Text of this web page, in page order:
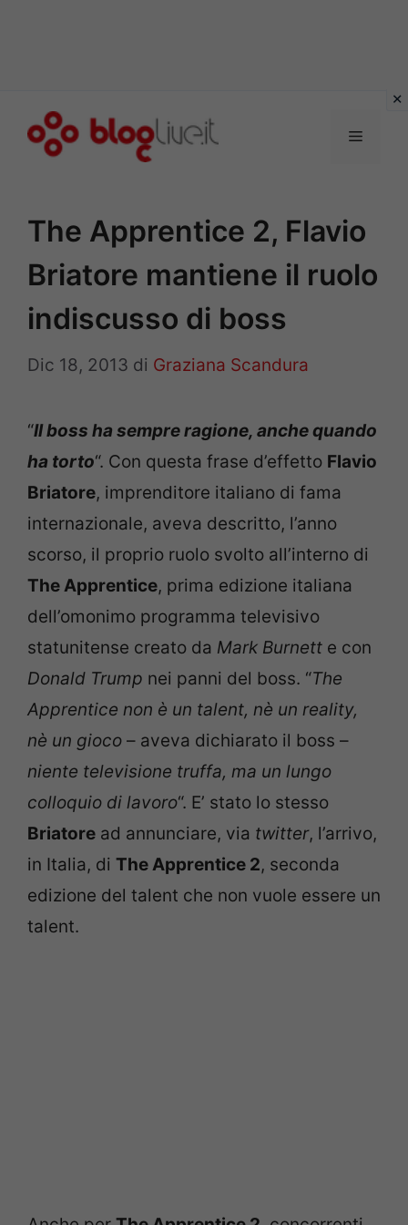
Menu
The Apprentice 2, Flavio
Briatore mantiene il ruolo
indiscusso di boss
Dic 18, 2013 di Graziana Scandura
“Il boss ha sempre ragione, anche quando
ha torto“. Con questa frase d’effetto Flavio
Briatore, imprenditore italiano di fama
internazionale, aveva descritto, l’anno
scorso, il proprio ruolo svolto all’interno di
The Apprentice, prima edizione italiana
dell’omonimo programma televisivo
statunitense creato da Mark Burnett e con
Donald Trump nei panni del boss. “The
Apprentice non è un talent, nè un reality,
nè un gioco – aveva dichiarato il boss –
niente televisione truffa, ma un lungo
colloquio di lavoro“. E’ stato lo stesso
Briatore ad annunciare, via twitter, l’arrivo,
in Italia, di The Apprentice 2, seconda
edizione del talent che non vuole essere un
talent.